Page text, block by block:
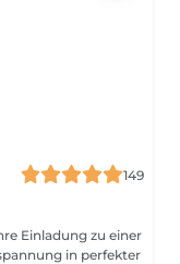
149
Einladung zu einer
in perfekter